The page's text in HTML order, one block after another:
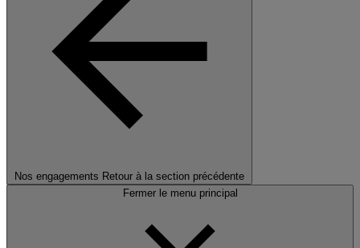
Nos engagements Retour à la section précédente
Fermer le menu principal